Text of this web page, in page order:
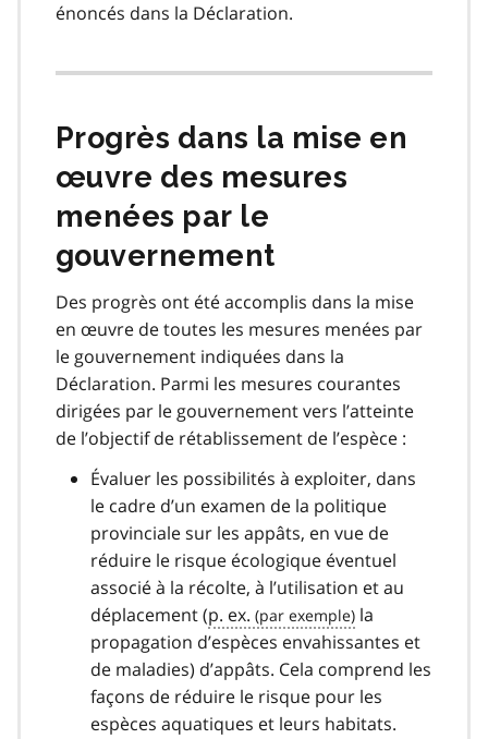
énoncés dans la Déclaration.
Progrès dans la mise en
œuvre des mesures
menées par le
gouvernement
Des progrès ont été accomplis dans la mise
en œuvre de toutes les mesures menées par
le gouvernement indiquées dans la
Déclaration. Parmi les mesures courantes
dirigées par le gouvernement vers l’atteinte
de l’objectif de rétablissement de l’espèce :
Évaluer les possibilités à exploiter, dans
le cadre d’un examen de la politique
provinciale sur les appâts, en vue de
réduire le risque écologique éventuel
associé à la récolte, à l’utilisation et au
déplacement (p. ex.
la
propagation d’espèces envahissantes et
de maladies) d’appâts. Cela comprend les
façons de réduire le risque pour les
espèces aquatiques et leurs habitats.